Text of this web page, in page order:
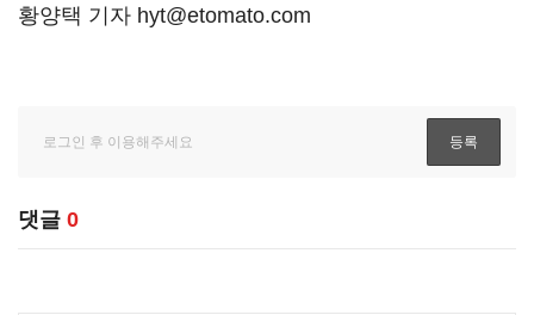
황양택 기자 hyt@etomato.com
댓글 0